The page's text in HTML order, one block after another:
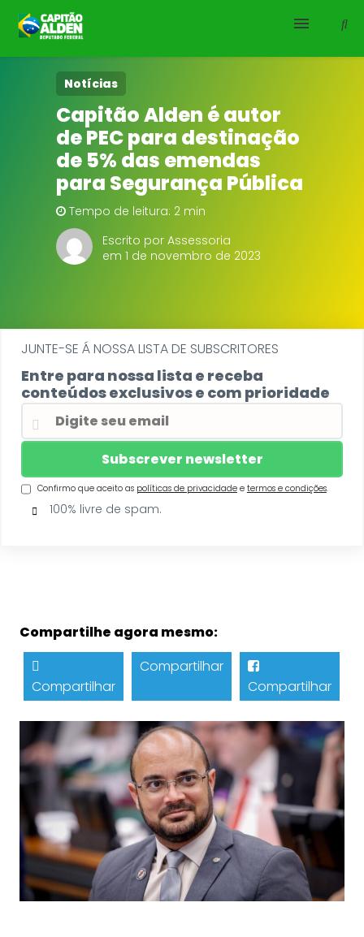
HOME
NOTÍCIAS
BIOGRAFIA
DOWNLOADS
EMENDAS
Notícias
Capitão Alden é autor
de PEC para destinação
de 5% das emendas
para Segurança Pública
Tempo de leitura: 2 min
Escrito por Assessoria
em 1 de novembro de 2023
JUNTE-SE Á NOSSA LISTA DE SUBSCRITORES
Entre para nossa lista e receba
conteúdos exclusivos e com prioridade
Confirmo que aceito as políticas de privacidadee termos e condições.
100% livre de spam.
Compartilhe agora mesmo:
Compartilhar
Compartilhar
Compartilhar